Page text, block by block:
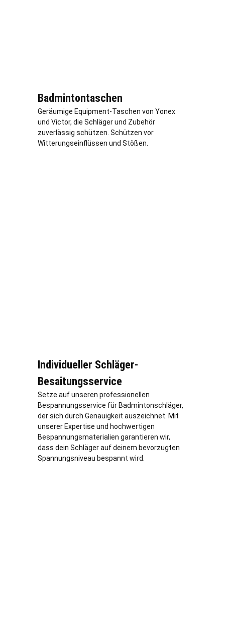
Badmintontaschen
Geräumige Equipment-Taschen von Yonex
und Victor, die Schläger und Zubehör
zuverlässig schützen. Schützen vor
Witterungseinflüssen und Stößen.
Individueller Schläger-
Besaitungsservice
Setze auf unseren professionellen
Bespannungsservice für Badmintonschläger,
der sich durch Genauigkeit auszeichnet. Mit
unserer Expertise und hochwertigen
Bespannungsmaterialien garantieren wir,
dass dein Schläger auf deinem bevorzugten
Spannungsniveau bespannt wird.